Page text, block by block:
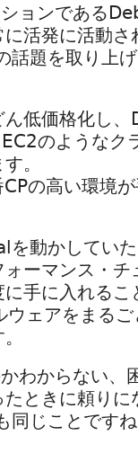
ョンである
活発に活動さ
題を取り上
低価格化し
のようなク
。
の高い環境
動かしてい
ーマンス・
手に入れる
ェアをまる
わからない、
ときに頼り
同じことです